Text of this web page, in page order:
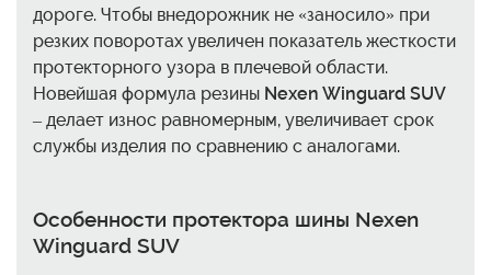
дороге. Чтобы внедорожник не «заносило» при
резких поворотах увеличен показатель жесткости
протекторного узора в плечевой области.
Новейшая формула резины Nexen Winguard SUV
– делает износ равномерным, увеличивает срок
службы изделия по сравнению с аналогами.
Особенности протектора шины Nexen
Winguard SUV